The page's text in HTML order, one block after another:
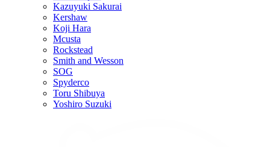
Kazuyuki Sakurai
Kershaw
Koji Hara
Mcusta
Rockstead
Smith and Wesson
SOG
Spyderco
Toru Shibuya
Yoshiro Suzuki